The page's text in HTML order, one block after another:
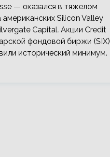
— оказался в тяжелом
Silicon Valley
Capital. Акции Credit
фондовой биржи (SIX)
исторический минимум.